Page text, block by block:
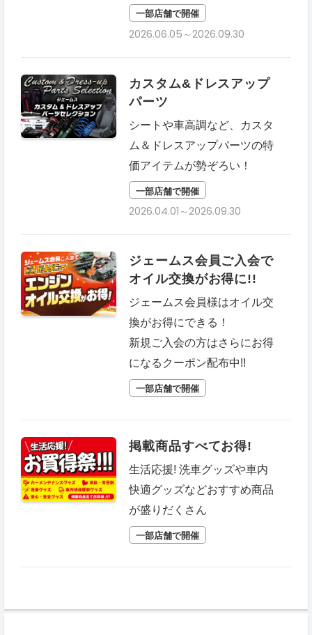
一部店舗で開催
2026.06.05～2026.09.30
カスタム&ドレスアップ
パーツ
シートや車高調など、カスタ
ム＆ドレスアップパーツの特
価アイテムが勢ぞろい！
一部店舗で開催
2026.04.01～2026.09.30
ジェームス会員ご入会で
オイル交換がお得に!!
ジェームス会員様はオイル交
換がお得にできる！
新規ご入会の方はさらにお得
になるクーポン配布中!!
一部店舗で開催
掲載商品すべてお得!
生活応援! 洗車グッズや車内
快適グッズなどおすすめ商品
が盛りだくさん
一部店舗で開催